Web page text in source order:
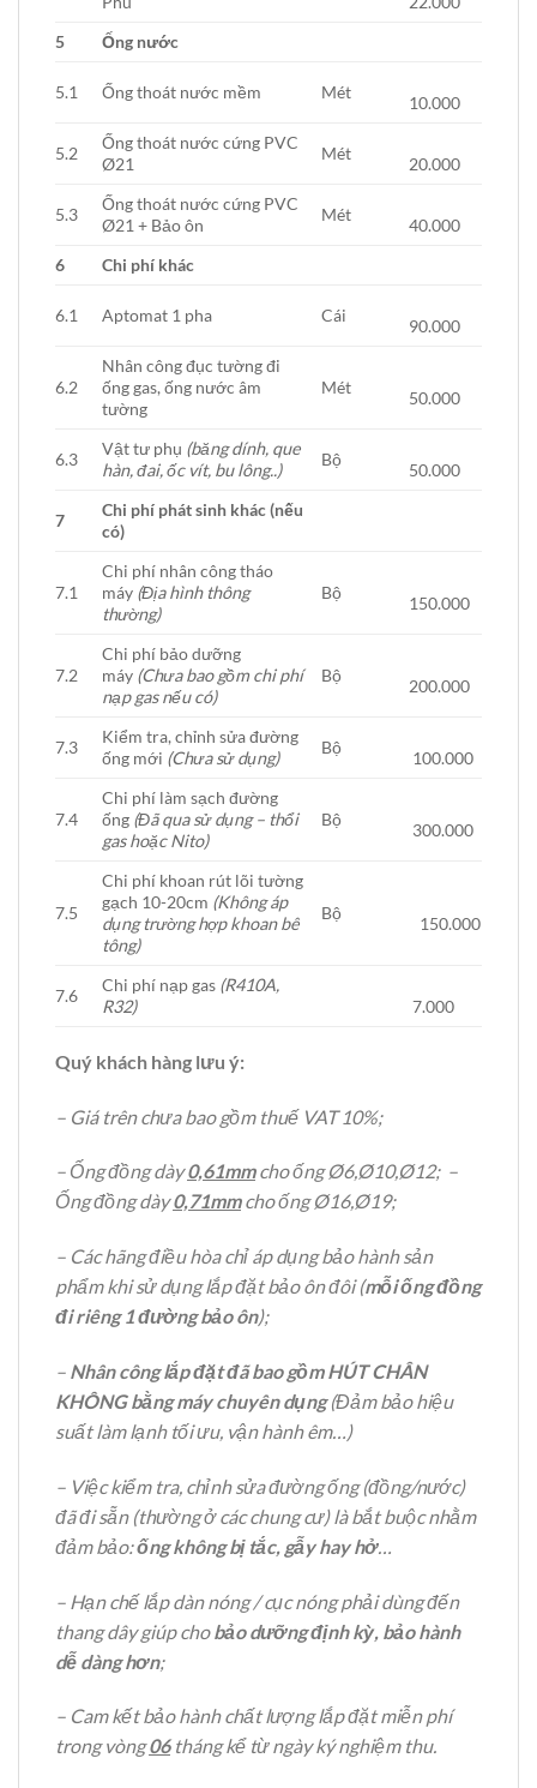
5
Ống nước
5.1 Ống thoát nước mềm Mét
10.000
5.2
Ống thoát nước cứng PVC
Ø21
Mét
20.000
5.3
Ống thoát nước cứng PVC
Ø21 + Bảo ôn
Mét
40.000
6
Chi phí khác
6.1 Aptomat 1 pha Cái
90.000
6.2
Nhân công đục tường đi
ống gas, ống nước âm
tường
Mét
50.000
6.3
Vật tư phụ (băng dính, que
hàn, đai, ốc vít, bu lông..)
Bộ
50.000
7
Chi phí phát sinh khác (nếu
có)
7.1
Chi phí nhân công tháo
máy (Địa hình thông
thường)
Bộ
150.000
7.2
Chi phí bảo dưỡng
máy (Chưa bao gồm chi phí
nạp gas nếu có)
Bộ
200.000
7.3
Kiểm tra, chỉnh sửa đường
ống mới (Chưa sử dụng)
Bộ
100.000
7.4
Chi phí làm sạch đường
ống (Đã qua sử dụng – thổi
gas hoặc Nito)
Bộ
300.000
7.5
Chi phí khoan rút lõi tường
gạch 10-20cm (Không áp
dụng trường hợp khoan bê
tông)
Bộ
150.000
7.6
Chi phí nạp gas (R410A,
R32)
7.000
Quý khách hàng lưu ý:
– Giá trên chưa bao gồm thuế VAT 10%;
– Ống đồng dày0,61mmcho ống Ø6,Ø10,Ø12; –
Ống đồng dày0,71mmcho ống Ø16,Ø19;
– Các hãng điều hòa chỉ áp dụng bảo hành sản
phẩm khi sử dụng lắp đặt bảo ôn đôi (mỗi ống đồng
đi riêng 1 đường bảo ôn);
– Nhân công lắp đặt đã bao gồm HÚT CHÂN
KHÔNG bằng máy chuyên dụng(Đảm bảo hiệu
suất làm lạnh tối ưu, vận hành êm…)
– Việc kiểm tra, chỉnh sửa đường ống (đồng/nước)
đã đi sẵn (thường ở các chung cư) là bắt buộc nhằm
đảm bảo:ống không bị tắc, gẫy hay hở…
– Hạn chế lắp dàn nóng / cục nóng phải dùng đến
thang dây giúp chobảo dưỡng định kỳ, bảo hành
dễ dàng hơn;
– Cam kết bảo hành chất lượng lắp đặt miễn phí
trong vòng06tháng kể từ ngày ký nghiệm thu.